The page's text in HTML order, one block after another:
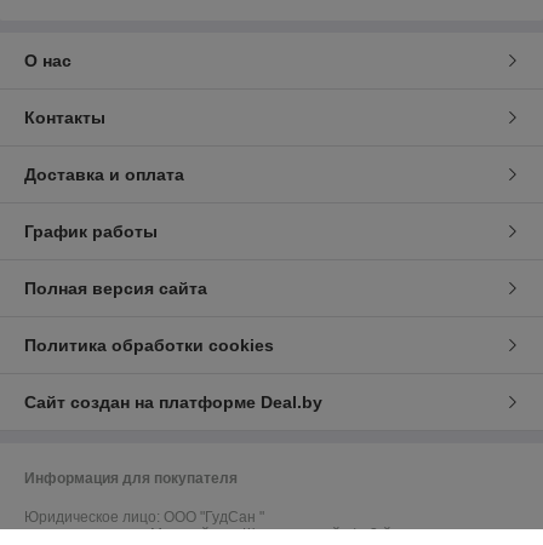
О нас
Контакты
Доставка и оплата
График работы
Полная версия сайта
Политика обработки cookies
Сайт создан на платформе Deal.by
Информация для покупателя
Юридическое лицо: ООО "ГудСан "
самовывоза - нет. Минский р-н, Щомыслицкий с/с, 3-й пер.